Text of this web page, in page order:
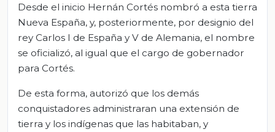
Desde el inicio Hernán Cortés nombró a esta tierra
Nueva España, y, posteriormente, por designio del
rey Carlos I de España y V de Alemania, el nombre
se oficializó, al igual que el cargo de gobernador
para Cortés.
De esta forma, autorizó que los demás
conquistadores administraran una extensión de
tierra y los indígenas que las habitaban, y